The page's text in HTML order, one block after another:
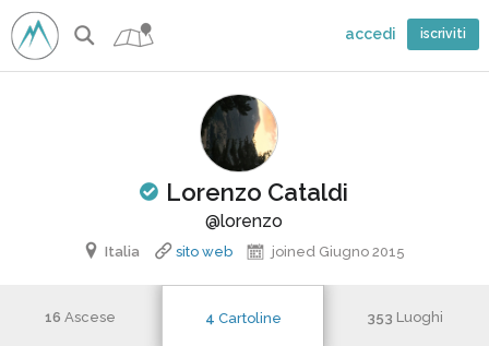
accedi iscriviti
Lorenzo Cataldi
@lorenzo
Italia sito web joined Giugno 2015
16 Ascese 4 Cartoline 353 Luoghi